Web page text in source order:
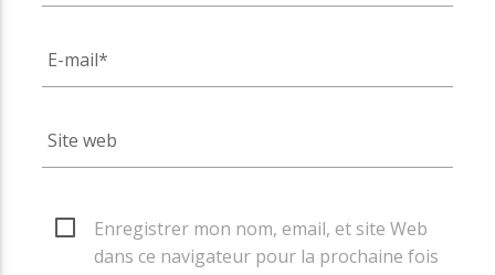
Enregistrer mon nom, email, et site Web
dans ce navigateur pour la prochaine fois